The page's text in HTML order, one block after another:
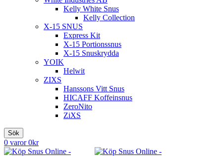
Kelly White Snus
Kelly Collection
X-15 SNUS
Express Kit
X-15 Portionssnus
X-15 Snuskrydda
YOIK
Helwit
ZIXS
Hanssons Vitt Snus
HICAFF Koffeinsnus
ZeroNito
ZiXS
Sök
0 varor 0kr